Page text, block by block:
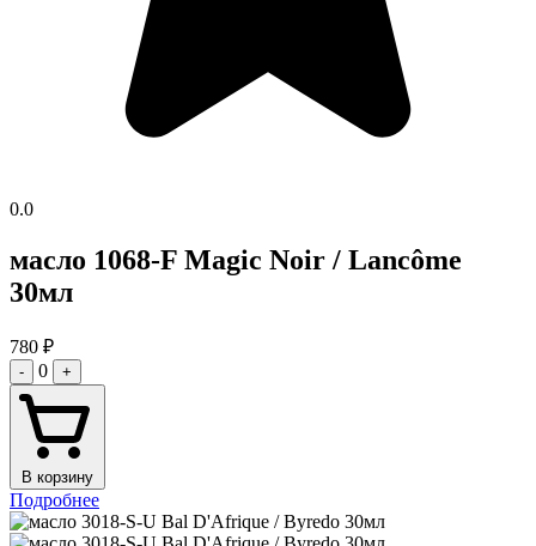
0.0
масло 1068-F Magic Noir / Lancôme
30мл
780 ₽
- 0 +
В корзину
Подробнее